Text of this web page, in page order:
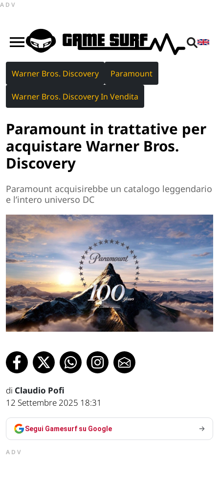
ADV
Warner Bros. Discovery Paramount
Warner Bros. Discovery In Vendita
Paramount in trattative per
acquistare Warner Bros.
Discovery
Paramount acquisirebbe un catalogo leggendario
e l’intero universo DC
di Claudio Pofi
12 Settembre 2025 18:31
Segui Gamesurf su Google
ADV